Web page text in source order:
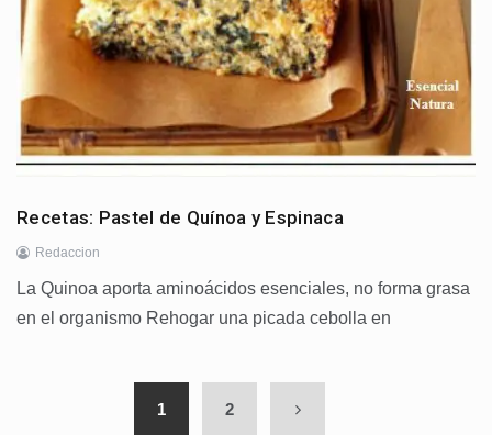
Recetas: Pastel de Quínoa y Espinaca
Redaccion
La Quinoa aporta aminoácidos esenciales, no forma grasa
en el organismo Rehogar una picada cebolla en
1 2